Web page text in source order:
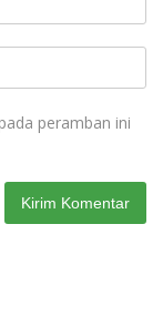
peramban ini